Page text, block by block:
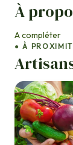
À
A compléter
● À